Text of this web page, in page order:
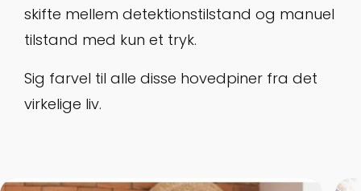
skifte mellem detektionstilstand og manuel
tilstand med kun et tryk.
Sig farvel til alle disse hovedpiner fra det
virkelige liv.